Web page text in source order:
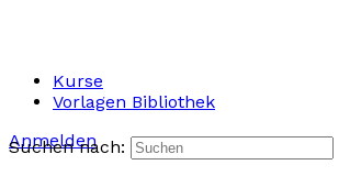
Kurse
Vorlagen Bibliothek
Anmelden
Suchen nach: